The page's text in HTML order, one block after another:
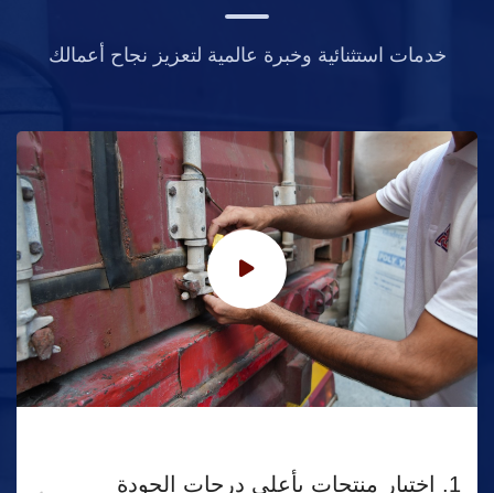
خدمات استثنائية وخبرة عالمية لتعزيز نجاح أعمالك
1. اختيار منتجات بأعلى درجات الجودة